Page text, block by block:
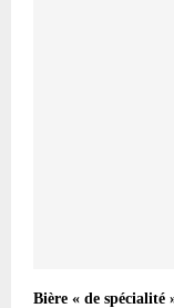
Bière « de spécialité